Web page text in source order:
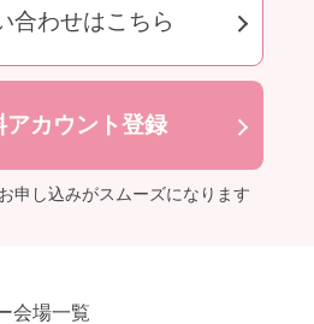
合わせはこちら
アカウント登録
申し込みがスムーズになります
会場一覧